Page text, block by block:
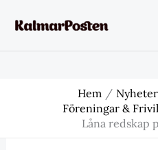
Hem
Föreningar &
Låna redskap